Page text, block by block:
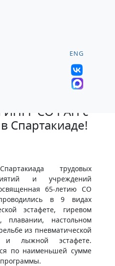
ENG
ИНГГ СО РАН с
Спартакиаде!
трудовых
и учреждений
65-летию СО
в 9 видах
эстафете, гиревом
плавании, настольном
из пневматической
и лыжной эстафете.
по наименьшей сумме